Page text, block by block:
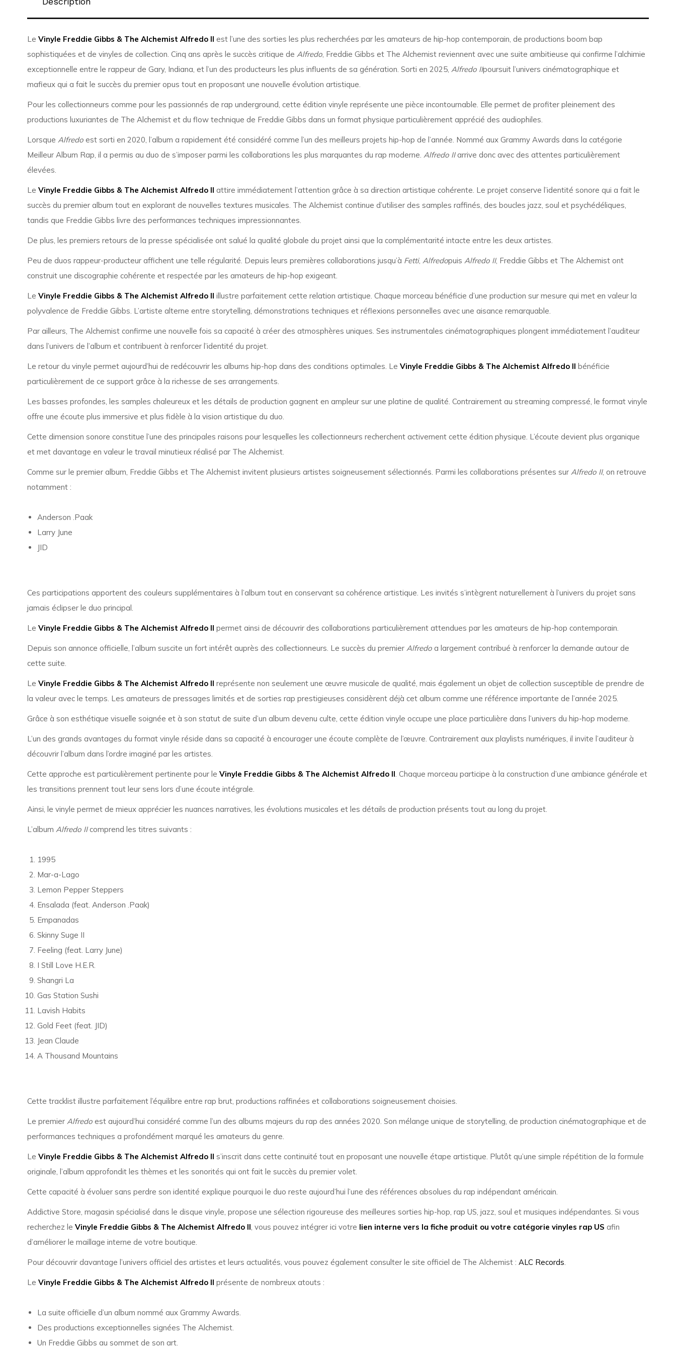
Le Vinyle Freddie Gibbs & The Alchemist Alfredo II est l’une des sorties les plus recherchées par les amateurs de hip-hop contemporain, de productions boom bap
sophistiquées et de vinyles de collection. Cinq ans après le succès critique de Alfredo, Freddie Gibbs et The Alchemist reviennent avec une suite ambitieuse qui confirme l’alchimie
exceptionnelle entre le rappeur de Gary, Indiana, et l’un des producteurs les plus influents de sa génération. Sorti en 2025, Alfredo IIpoursuit l’univers cinématographique et
mafieux qui a fait le succès du premier opus tout en proposant une nouvelle évolution artistique.
Pour les collectionneurs comme pour les passionnés de rap underground, cette édition vinyle représente une pièce incontournable. Elle permet de profiter pleinement des
productions luxuriantes de The Alchemist et du flow technique de Freddie Gibbs dans un format physique particulièrement apprécié des audiophiles.
Lorsque Alfredoest sorti en 2020, l’album a rapidement été considéré comme l’un des meilleurs projets hip-hop de l’année. Nommé aux Grammy Awards dans la catégorie
Meilleur Album Rap, il a permis au duo de s’imposer parmi les collaborations les plus marquantes du rap moderne. Alfredo IIarrive donc avec des attentes particulièrement
élevées.
Le Vinyle Freddie Gibbs & The Alchemist Alfredo II attire immédiatement l’attention grâce à sa direction artistique cohérente. Le projet conserve l’identité sonore qui a fait le
succès du premier album tout en explorant de nouvelles textures musicales. The Alchemist continue d’utiliser des samples raffinés, des boucles jazz, soul et psychédéliques,
tandis que Freddie Gibbs livre des performances techniques impressionnantes.
De plus, les premiers retours de la presse spécialisée ont salué la qualité globale du projet ainsi que la complémentarité intacte entre les deux artistes.
Peu de duos rappeur-producteur affichent une telle régularité. Depuis leurs premières collaborations jusqu’à Fetti, Alfredopuis Alfredo II, Freddie Gibbs et The Alchemist ont
construit une discographie cohérente et respectée par les amateurs de hip-hop exigeant.
Le Vinyle Freddie Gibbs & The Alchemist Alfredo II illustre parfaitement cette relation artistique. Chaque morceau bénéficie d’une production sur mesure qui met en valeur la
polyvalence de Freddie Gibbs. L’artiste alterne entre storytelling, démonstrations techniques et réflexions personnelles avec une aisance remarquable.
Par ailleurs, The Alchemist confirme une nouvelle fois sa capacité à créer des atmosphères uniques. Ses instrumentales cinématographiques plongent immédiatement l’auditeur
dans l’univers de l’album et contribuent à renforcer l’identité du projet.
Le retour du vinyle permet aujourd’hui de redécouvrir les albums hip-hop dans des conditions optimales. Le Vinyle Freddie Gibbs & The Alchemist Alfredo II bénéficie
particulièrement de ce support grâce à la richesse de ses arrangements.
Les basses profondes, les samples chaleureux et les détails de production gagnent en ampleur sur une platine de qualité. Contrairement au streaming compressé, le format vinyle
offre une écoute plus immersive et plus fidèle à la vision artistique du duo.
Cette dimension sonore constitue l’une des principales raisons pour lesquelles les collectionneurs recherchent activement cette édition physique. L’écoute devient plus organique
et met davantage en valeur le travail minutieux réalisé par The Alchemist.
Comme sur le premier album, Freddie Gibbs et The Alchemist invitent plusieurs artistes soigneusement sélectionnés. Parmi les collaborations présentes sur Alfredo II, on retrouve
notamment :
Anderson .Paak
Larry June
JID
Ces participations apportent des couleurs supplémentaires à l’album tout en conservant sa cohérence artistique. Les invités s’intègrent naturellement à l’univers du projet sans
jamais éclipser le duo principal.
Le Vinyle Freddie Gibbs & The Alchemist Alfredo II permet ainsi de découvrir des collaborations particulièrement attendues par les amateurs de hip-hop contemporain.
Depuis son annonce officielle, l’album suscite un fort intérêt auprès des collectionneurs. Le succès du premier Alfredoa largement contribué à renforcer la demande autour de
cette suite.
Le Vinyle Freddie Gibbs & The Alchemist Alfredo II représente non seulement une œuvre musicale de qualité, mais également un objet de collection susceptible de prendre de
la valeur avec le temps. Les amateurs de pressages limités et de sorties rap prestigieuses considèrent déjà cet album comme une référence importante de l’année 2025.
Grâce à son esthétique visuelle soignée et à son statut de suite d’un album devenu culte, cette édition vinyle occupe une place particulière dans l’univers du hip-hop moderne.
L’un des grands avantages du format vinyle réside dans sa capacité à encourager une écoute complète de l’œuvre. Contrairement aux playlists numériques, il invite l’auditeur à
découvrir l’album dans l’ordre imaginé par les artistes.
Cette approche est particulièrement pertinente pour le Vinyle Freddie Gibbs & The Alchemist Alfredo II. Chaque morceau participe à la construction d’une ambiance générale et
les transitions prennent tout leur sens lors d’une écoute intégrale.
Ainsi, le vinyle permet de mieux apprécier les nuances narratives, les évolutions musicales et les détails de production présents tout au long du projet.
L’album Alfredo IIcomprend les titres suivants :
1995
Mar-a-Lago
Lemon Pepper Steppers
Ensalada (feat. Anderson .Paak)
Empanadas
Skinny Suge II
Feeling (feat. Larry June)
I Still Love H.E.R.
Shangri La
Gas Station Sushi
Lavish Habits
Gold Feet (feat. JID)
Jean Claude
A Thousand Mountains
Cette tracklist illustre parfaitement l’équilibre entre rap brut, productions raffinées et collaborations soigneusement choisies.
Le premier Alfredoest aujourd’hui considéré comme l’un des albums majeurs du rap des années 2020. Son mélange unique de storytelling, de production cinématographique et de
performances techniques a profondément marqué les amateurs du genre.
Le Vinyle Freddie Gibbs & The Alchemist Alfredo II s’inscrit dans cette continuité tout en proposant une nouvelle étape artistique. Plutôt qu’une simple répétition de la formule
originale, l’album approfondit les thèmes et les sonorités qui ont fait le succès du premier volet.
Cette capacité à évoluer sans perdre son identité explique pourquoi le duo reste aujourd’hui l’une des références absolues du rap indépendant américain.
Addictive Store, magasin spécialisé dans le disque vinyle, propose une sélection rigoureuse des meilleures sorties hip-hop, rap US, jazz, soul et musiques indépendantes. Si vous
recherchez le Vinyle Freddie Gibbs & The Alchemist Alfredo II, vous pouvez intégrer ici votre lien interne vers la fiche produit ou votre catégorie vinyles rap US afin
d’améliorer le maillage interne de votre boutique.
Pour découvrir davantage l’univers officiel des artistes et leurs actualités, vous pouvez également consulter le site officiel de The Alchemist : ALC Records.
Le Vinyle Freddie Gibbs & The Alchemist Alfredo II présente de nombreux atouts :
La suite officielle d’un album nommé aux Grammy Awards.
Des productions exceptionnelles signées The Alchemist.
Un Freddie Gibbs au sommet de son art.